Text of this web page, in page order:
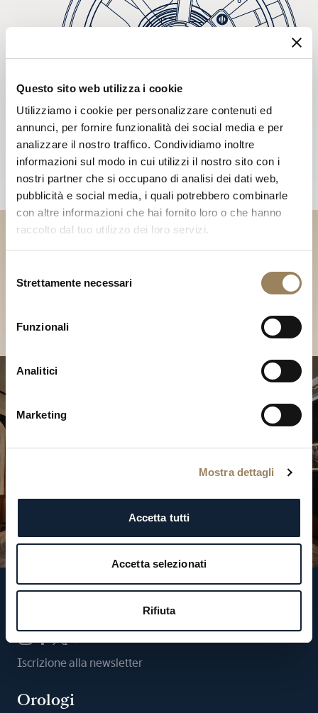
Questo sito web utilizza i cookie
Utilizziamo i cookie per personalizzare contenuti ed
annunci, per fornire funzionalità dei social media e per
analizzare il nostro traffico. Condividiamo inoltre
informazioni sul modo in cui utilizzi il nostro sito con i
nostri partner che si occupano di analisi dei dati web,
pubblicità e social media, i quali potrebbero combinarle
con altre informazioni che hai fornito loro o che hanno
raccolto dal tuo utilizzo dei loro servizi.
delStrettamente necessari
Funzionali
Analitici
Marketing
Mostra dettagli
Accetta tutti
Accetta selezionati
Rifiuta
Scopri le nostre collezioni in
Boutique
Iscrizione alla newsletter
Orologi